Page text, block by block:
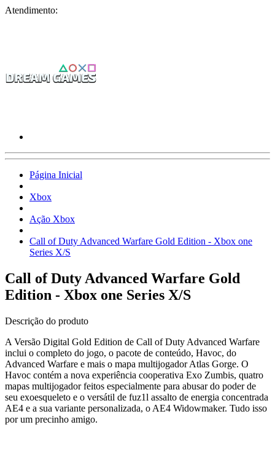
Atendimento:
Página Inicial
Xbox
Ação Xbox
Call of Duty Advanced Warfare Gold Edition - Xbox one
Series X/S
Call of Duty Advanced Warfare Gold
Edition - Xbox one Series X/S
Descrição do produto
A Versão Digital Gold Edition de Call of Duty Advanced Warfare
inclui o completo do jogo, o pacote de conteúdo, Havoc, do
Advanced Warfare e mais o mapa multijogador Atlas Gorge. O
Havoc contém a nova experiência cooperativa Exo Zumbis, quatro
mapas multijogador feitos especialmente para abusar do poder de
seu exoesqueleto e o versátil de fuz1l assalto de energia concentrada
AE4 e a sua variante personalizada, o AE4 Widowmaker. Tudo isso
por um precinho amigo.